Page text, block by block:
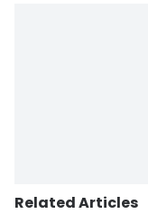
Related Articles